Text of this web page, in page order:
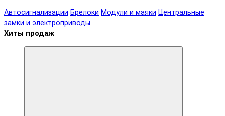
Автосигнализации Брелоки Модули и маяки Центральные
замки и электроприводы
Хиты продаж